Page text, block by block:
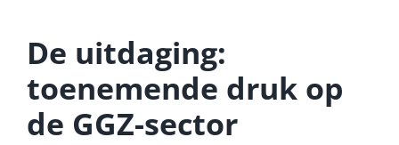
De uitdaging:
toenemende druk op
de GGZ-sector